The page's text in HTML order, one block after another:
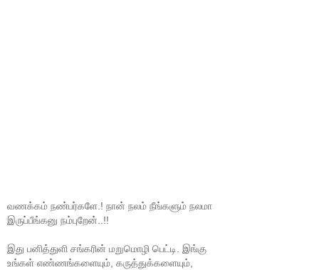
வணக்கம் நண்பர்களே.! நான் நலம் நீங்களும் நலமா
இருப்பீங்கனு நம்புறேன்..!!
இது பனித்துளி சங்கரின் மறுமொழி பெட்டி. இங்கு
உங்கள் எண்ணங்களையும், கருத்துக்களையும்,